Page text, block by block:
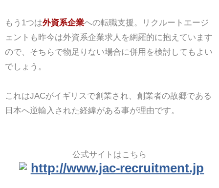
もう1つは外資系企業への転職支援。リクルートエージ
ェントも昨今は外資系企業求人を網羅的に抱えています
ので、そちらで物足りない場合に併用を検討してもよい
でしょう。
これはJACがイギリスで創業され、創業者の故郷である
日本へ逆輸入された経緯がある事が理由です。
公式サイトはこちら
http://www.jac-recruitment.jp